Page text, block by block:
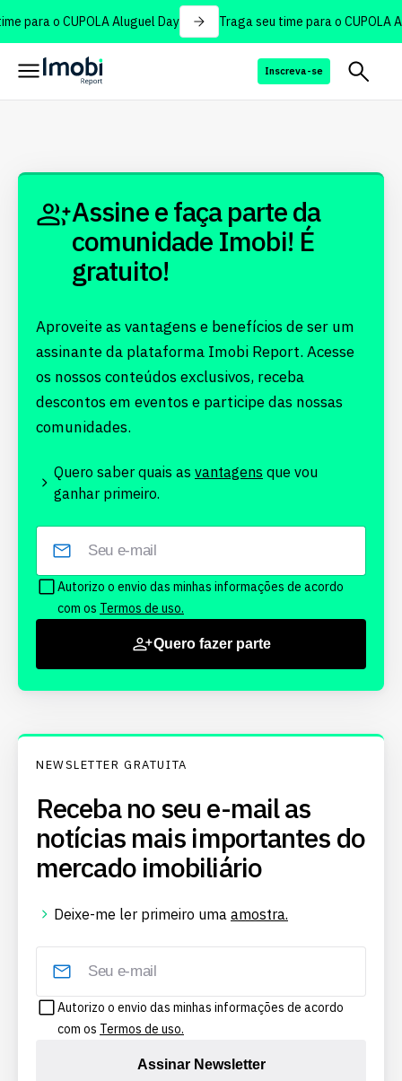
para o CUPOLA Aluguel Day Traga seu time para o CUPOLA
Inscreva-se
Assine e faça parte da
comunidade Imobi! É
gratuito!
Aproveite as vantagens e benefícios de ser um
assinante da plataforma Imobi Report. Acesse
os nossos conteúdos exclusivos, receba
descontos em eventos e participe das nossas
comunidades.
Quero saber quais as vantagens que vou
ganhar primeiro.
Autorizo o envio das minhas informações de acordo
com os Termos de uso.
Quero fazer parte
NEWSLETTER GRATUITA
Receba no seu e-mail as
notícias mais importantes do
mercado imobiliário
Deixe-me ler primeiro uma amostra.
Autorizo o envio das minhas informações de acordo
com os Termos de uso.
Assinar Newsletter